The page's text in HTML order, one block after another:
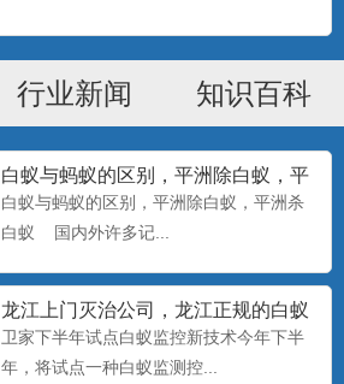
行业新闻 知识百科
白蚁与蚂蚁的区别，平洲除白蚁，平
洲杀白蚁
白蚁与蚂蚁的区别，平洲除白蚁，平洲杀
白蚁 国内外许多记...
龙江上门灭治公司，龙江正规的白蚁
防治中心，卫家下半年试点白
卫家下半年试点白蚁监控新技术今年下半
年，将试点一种白蚁监测控...
美国百户泰2.5%联苯菊酯悬浮剂
产品特点：美国富美实公司出品，无刺激
气味，可杀可防，具有驱避...